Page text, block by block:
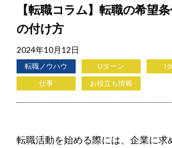
【転職コラム】転職の希望
の付け方
2024年10月12日
転職ノウハウ Uターン
I
仕事
お役立ち情報
転職活動を始める際には、企業に求